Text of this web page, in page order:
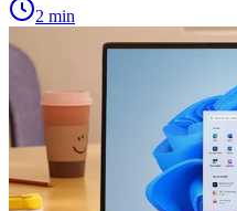
2 min